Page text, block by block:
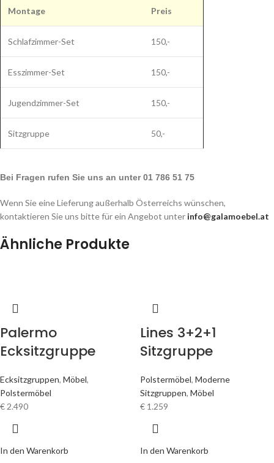
Montage Preis
Schlafzimmer-Set 150,-
Esszimmer-Set 150,-
Jugendzimmer-Set 150,-
Sitzgruppe 50,-
Bei Fragen rufen Sie uns an unter 01 786 51 75
Wenn Sie eine Lieferung außerhalb Österreichs wünschen,
kontaktieren Sie uns bitte für ein Angebot unter info@galamoebel.at
Ähnliche Produkte
Palermo
Ecksitzgruppe
Ecksitzgruppen, Möbel,
Polstermöbel
€2.490
In den Warenkorb
Lines 3+2+1
Sitzgruppe
Polstermöbel, Moderne
Sitzgruppen, Möbel
€ 1.259
In den Warenkorb